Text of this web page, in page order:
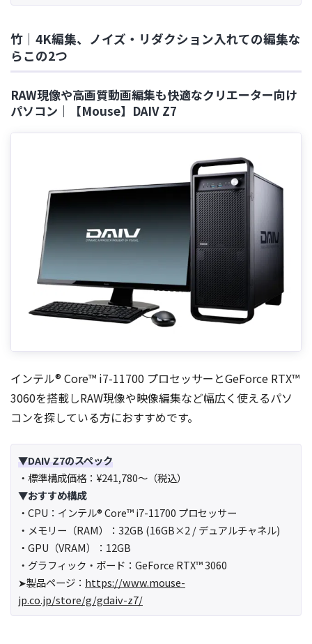
竹｜4K編集、ノイズ・リダクション入れての編集な
らこの2つ
RAW現像や高画質動画編集も快適なクリエーター向け
パソコン｜【Mouse】DAIV Z7
インテル® Core™ i7-11700 プロセッサーとGeForce RTX™
3060を搭載しRAW現像や映像編集など幅広く使えるパソ
コンを探している方におすすめです。
▼DAIV Z7のスペック
・標準構成価格：¥241,780～（税込）
▼おすすめ構成
・CPU：インテル® Core™ i7-11700 プロセッサー
・メモリー（RAM）：32GB (16GB×2 / デュアルチャネル)
・GPU（VRAM）：12GB
・グラフィック・ボード：GeForce RTX™ 3060
➤製品ページ： https://www.mouse-
jp.co.jp/store/g/gdaiv-z7/